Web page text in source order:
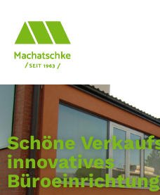
Schöne
innovatives